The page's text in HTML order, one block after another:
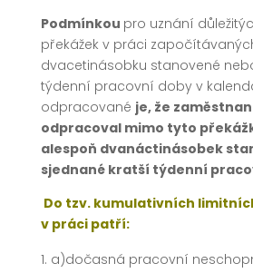
Podmínkou pro uznání
překážek v práci
dvacetinásobku stanovené
týdenní pracovní doby v
odpracované je, že
odpracoval mimo tyto
alespoň dvanáctinásobek
sjednané kratší týdenní
Do tzv. kumulativních
v práci patří:
a)dočasná pracovní